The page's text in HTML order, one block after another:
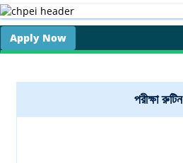
Apply Now
পরীক্ষা রুটিন